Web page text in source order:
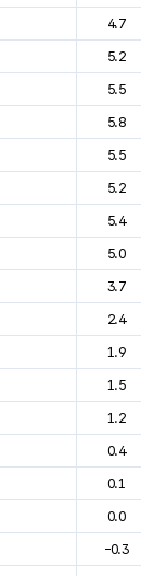
4.7
5.2
5.5
5.8
5.5
5.2
5.4
5.0
3.7
2.4
1.9
1.5
1.2
0.4
0.1
0.0
-0.3